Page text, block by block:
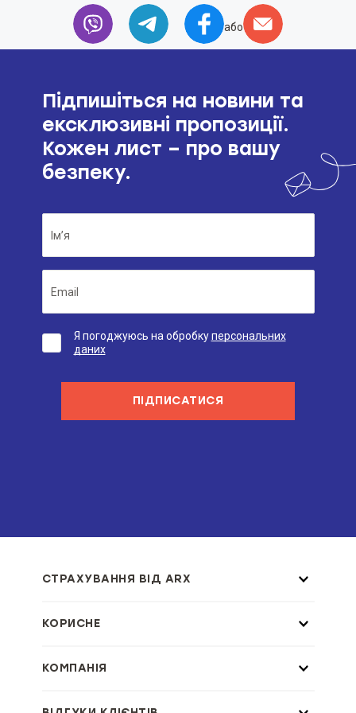
або
Підпишіться на новини та
ексклюзивні пропозиції.
Кожен лист – про вашу
безпеку.
Я погоджуюсь на обробкуперсональних
даних
ПІДПИСАТИСЯ
СТРАХУВАННЯ ВІД ARX
КОРИСНЕ
КОМПАНІЯ